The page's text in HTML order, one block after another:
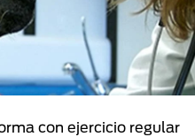
con ejercicio regular